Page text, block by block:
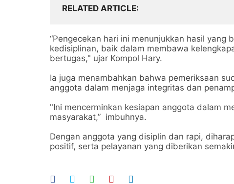
RELATED ARTICLE
“Pengecekan hari ini menunjukkan hasil yang
kedisiplinan, baik dalam membawa
bertugas," ujar Kompol Hary.
Ia juga menambahkan bahwa pemeriksaan
anggota dalam menjaga integritas dan
"Ini mencerminkan kesiapan anggota dalam
masyarakat,” imbuhnya.
Dengan anggota yang disiplin dan rapi,
positif, serta pelayanan yang diberikan